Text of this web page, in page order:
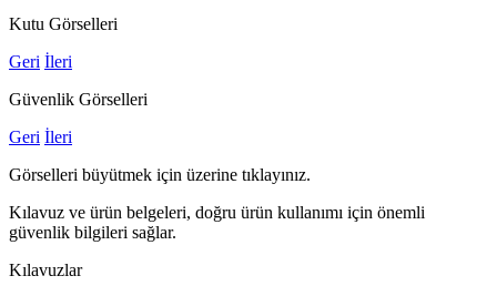
Kutu Görselleri
Geri İleri
Güvenlik Görselleri
Geri İleri
Görselleri büyütmek için üzerine tıklayınız.
Kılavuz ve ürün belgeleri, doğru ürün kullanımı için önemli
güvenlik bilgileri sağlar.
Kılavuzlar